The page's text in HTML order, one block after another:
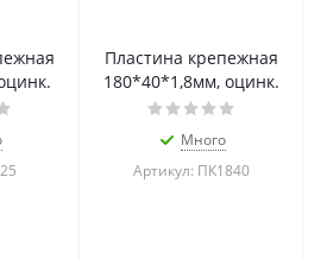
Пластина крепежная
180*40*1,8мм, оцинк.
Много
Артикул: ПК1840